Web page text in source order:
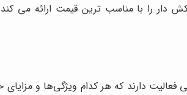
دار را با مناسب ترین قیمت ارائه می
فعالیت دارند که هر کدام ویژگی‌ها و